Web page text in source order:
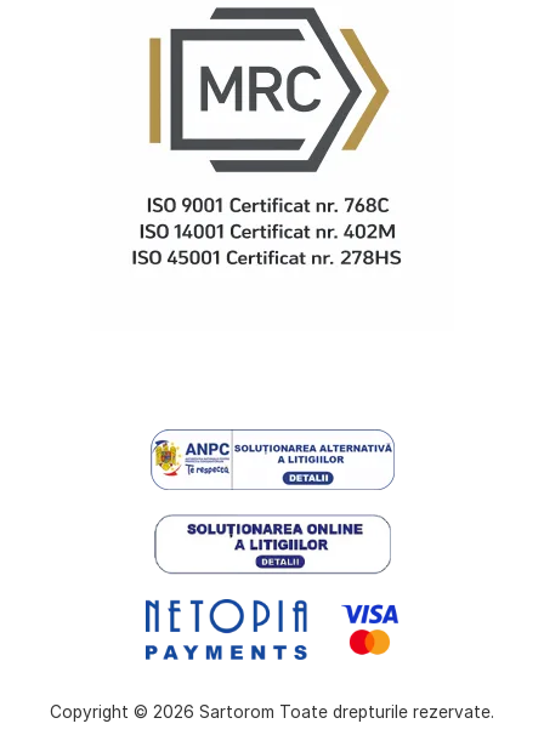
Copyright © 2026 Sartorom Toate drepturile rezervate.